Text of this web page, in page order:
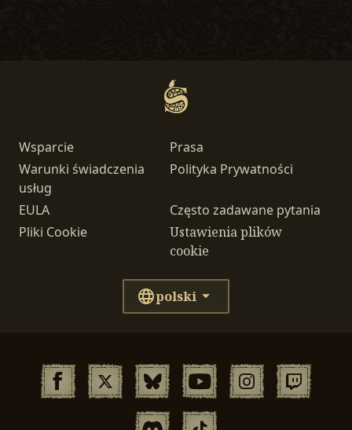
Wsparcie
Prasa
Warunki świadczenia
usług
Polityka Prywatności
EULA
Często zadawane pytania
Pliki Cookie
Ustawienia plików
cookie
polski